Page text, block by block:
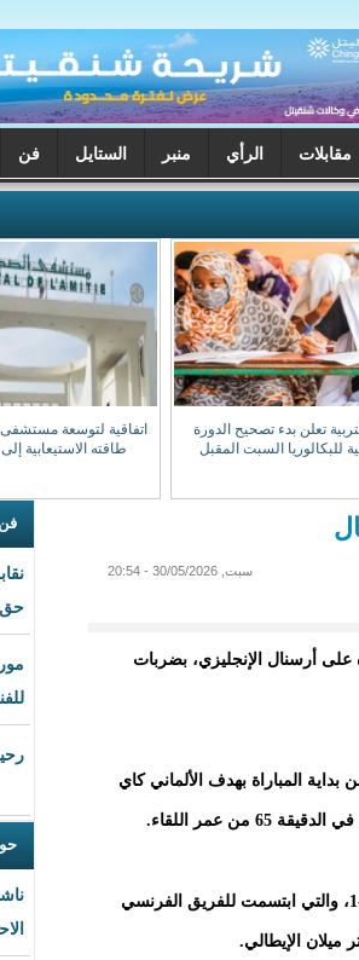
مقابلات الرأي منبر الستايل فن
تعلن بدء تصحيح الدورة
للبكالوريا السبت المقبل
اتفاقية لتوسعة
طاقته الاستيعابية إلى 200
فن
حق
سبت, 30/05/2026 - 20:54
أرسنال الإنجليزي، بضربات
ملعب بوشكاش آرينا في العاصمة المجرية بودابست تقدم أرسنال في الدقيقة 6 من بداية المباراة بهدف الألماني كاي
عمر اللقاء.
واحتكم الفريقان لضربات الجزاء بعد انتهاء الوقتين الأصلي والإضافي بالتعادل الإيجابي 1-1، والتي ابتسمت للفريق الفرنسي